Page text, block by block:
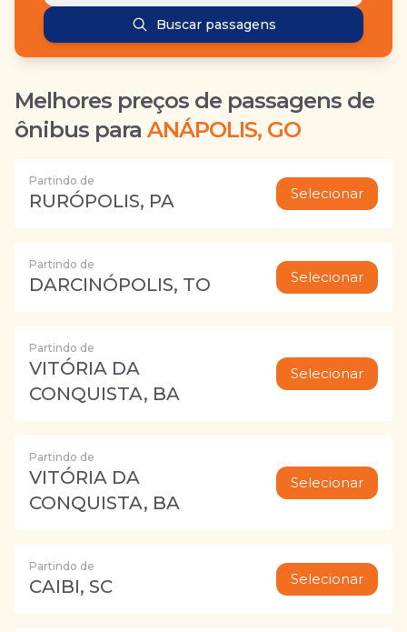
Buscar passagens
Melhores preços de passagens de
ônibus para ANÁPOLIS, GO
Partindo de
RURÓPOLIS, PA Selecionar
Partindo de
DARCINÓPOLIS, TO Selecionar
Partindo de
VITÓRIA DA
CONQUISTA, BA
Selecionar
Partindo de
VITÓRIA DA
CONQUISTA, BA
Selecionar
Partindo de
CAIBI, SC Selecionar